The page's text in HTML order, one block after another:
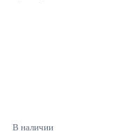
В наличии